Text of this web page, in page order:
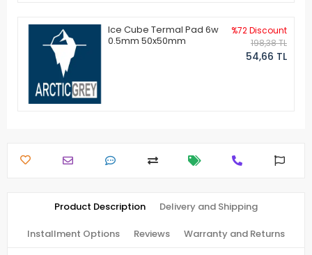
Ice Cube Termal Pad 6w
0.5mm 50x50mm
%72 Discount
198,38 TL
54,66 TL
Product Description Delivery and Shipping
Installment Options Reviews Warranty and Returns